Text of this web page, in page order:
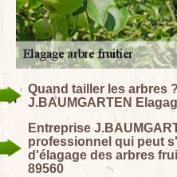
Quand tailler les arbres
J.BAUMGARTEN
Entreprise
professionnel qui peut
d'élagage des arbres
89560